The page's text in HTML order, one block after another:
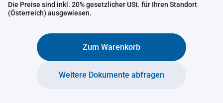
Die Preise sind inkl. 20% gesetzlicher USt. für Ihren Standort
(Österreich) ausgewiesen.
Zum Warenkorb
Weitere Dokumente abfragen